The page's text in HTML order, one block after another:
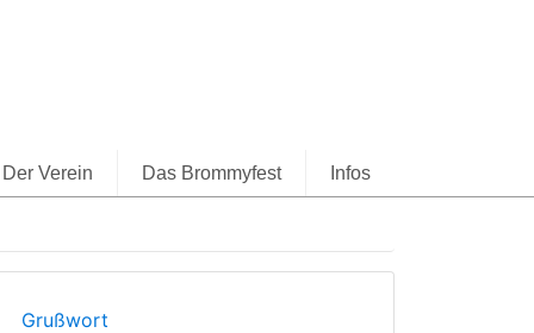
Der Verein Das Brommyfest Infos
Grußwort